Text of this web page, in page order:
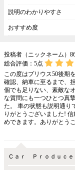
説明のわかりやすさ
おすすめ度
投稿者（ニックネーム）
総合評価： 5点
この度はプリウス50後期
確認、納車に至るまで、
個でも足りない、素敵な
な質問にも一つひとつ真
た。 車の状態も説明通り
りがとうございました!
めできます。ありがとう
Ｃａｒ Ｐｒｏｄｕｃ